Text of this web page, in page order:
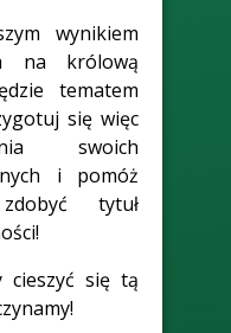
wynikiem
na królową
tematem
się więc
swoich
i pomóż
tytuł
cieszyć się tą